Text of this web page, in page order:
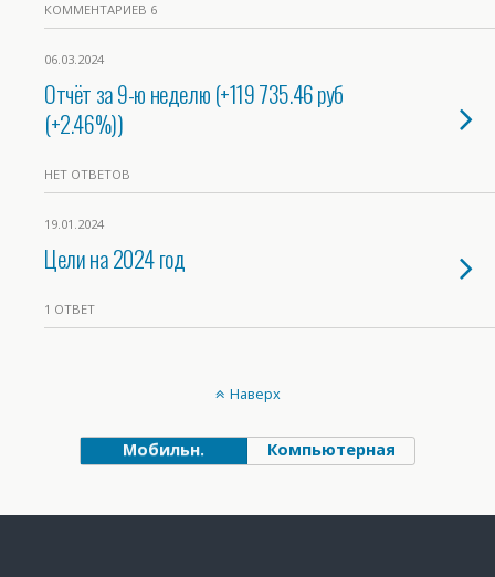
КОММЕНТАРИЕВ 6
06.03.2024
Отчёт за 9-ю неделю (+119 735.46 руб
(+2.46%))
НЕТ ОТВЕТОВ
19.01.2024
Цели на 2024 год
1 ОТВЕТ
Наверх
Мобильн. Компьютерная